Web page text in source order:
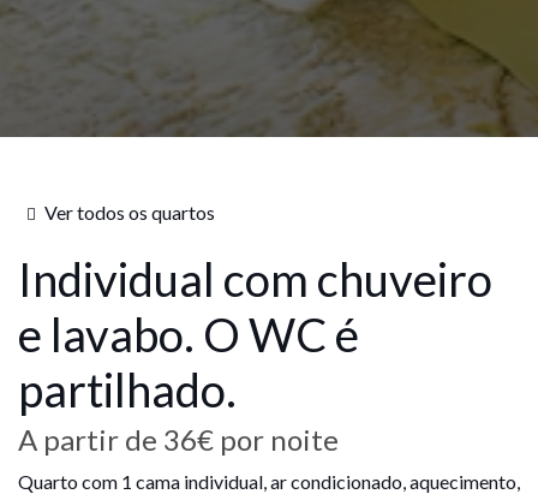
Ver todos os quartos
Individual com chuveiro
e lavabo. O WC é
partilhado.
A partir de 36€ por noite
Quarto com 1 cama individual, ar condicionado, aquecimento,